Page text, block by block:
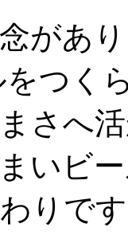
があ
をつく
さへ
いビ
りで